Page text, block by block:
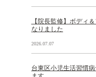
【院長監修】ボディ
なりました
2026.07.07
台東区小児生活習慣